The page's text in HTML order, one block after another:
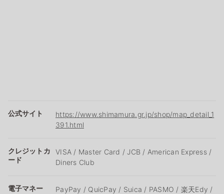
公式サイト
https://www.shimamura.gr.jp/shop/map_detail_1
391.html
クレジットカ
ード
VISA / Master Card / JCB / American Express /
Diners Club
電子マネー
PayPay / QuicPay / Suica / PASMO / 楽天Edy /